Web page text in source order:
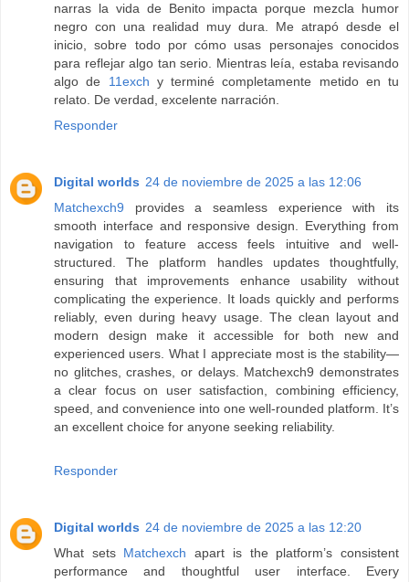
narras la vida de Benito impacta porque mezcla humor
negro con una realidad muy dura. Me atrapó desde el
inicio, sobre todo por cómo usas personajes conocidos
para reflejar algo tan serio. Mientras leía, estaba revisando
algo de 11exch y terminé completamente metido en tu
relato. De verdad, excelente narración.
Responder
Digital worlds 24 de noviembre de 2025 a las 12:06
Matchexch9 provides a seamless experience with its
smooth interface and responsive design. Everything from
navigation to feature access feels intuitive and well-
structured. The platform handles updates thoughtfully,
ensuring that improvements enhance usability without
complicating the experience. It loads quickly and performs
reliably, even during heavy usage. The clean layout and
modern design make it accessible for both new and
experienced users. What I appreciate most is the stability—
no glitches, crashes, or delays. Matchexch9 demonstrates
a clear focus on user satisfaction, combining efficiency,
speed, and convenience into one well-rounded platform. It’s
an excellent choice for anyone seeking reliability.
Responder
Digital worlds 24 de noviembre de 2025 a las 12:20
What sets Matchexch apart is the platform’s consistent
performance and thoughtful user interface. Every